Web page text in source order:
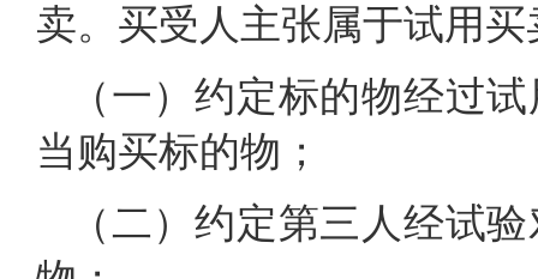
卖。买受人主张属于试用
（一）约定标的物经过
当购买标的物；
（二）约定第三人经试